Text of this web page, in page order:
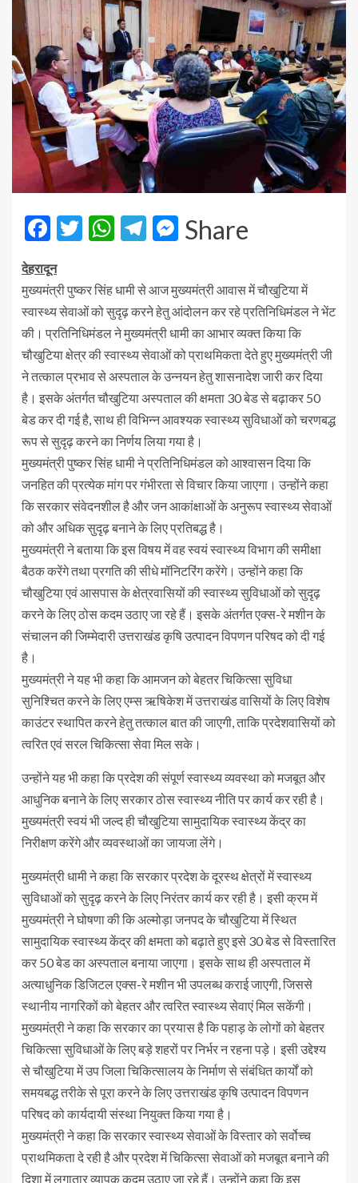
Facebook
Twitter
WhatsApp
Telegram
Messenger
Share
देहरादून
मुख्यमंत्री पुष्कर सिंह धामी से आज मुख्यमंत्री आवास में चौखुटिया में
स्वास्थ्य सेवाओं को सुदृढ़ करने हेतु आंदोलन कर रहे प्रतिनिधिमंडल ने भेंट
की। प्रतिनिधिमंडल ने मुख्यमंत्री धामी का आभार व्यक्त किया कि
चौखुटिया क्षेत्र की स्वास्थ्य सेवाओं को प्राथमिकता देते हुए मुख्यमंत्री जी
ने तत्काल प्रभाव से अस्पताल के उन्नयन हेतु शासनादेश जारी कर दिया
है। इसके अंतर्गत चौखुटिया अस्पताल की क्षमता 30 बेड से बढ़ाकर 50
बेड कर दी गई है, साथ ही विभिन्न आवश्यक स्वास्थ्य सुविधाओं को चरणबद्ध
रूप से सुदृढ़ करने का निर्णय लिया गया है।
मुख्यमंत्री पुष्कर सिंह धामी ने प्रतिनिधिमंडल को आश्वासन दिया कि
जनहित की प्रत्येक मांग पर गंभीरता से विचार किया जाएगा। उन्होंने कहा
कि सरकार संवेदनशील है और जन आकांक्षाओं के अनुरूप स्वास्थ्य सेवाओं
को और अधिक सुदृढ़ बनाने के लिए प्रतिबद्ध है।
मुख्यमंत्री ने बताया कि इस विषय में वह स्वयं स्वास्थ्य विभाग की समीक्षा
बैठक करेंगे तथा प्रगति की सीधे मॉनिटरिंग करेंगे। उन्होंने कहा कि
चौखुटिया एवं आसपास के क्षेत्रवासियों की स्वास्थ्य सुविधाओं को सुदृढ़
करने के लिए ठोस कदम उठाए जा रहे हैं। इसके अंतर्गत एक्स-रे मशीन के
संचालन की जिम्मेदारी उत्तराखंड कृषि उत्पादन विपणन परिषद को दी गई
है।
मुख्यमंत्री ने यह भी कहा कि आमजन को बेहतर चिकित्सा सुविधा
सुनिश्चित करने के लिए एम्स ऋषिकेश में उत्तराखंड वासियों के लिए विशेष
काउंटर स्थापित करने हेतु तत्काल बात की जाएगी, ताकि प्रदेशवासियों को
त्वरित एवं सरल चिकित्सा सेवा मिल सके।
उन्होंने यह भी कहा कि प्रदेश की संपूर्ण स्वास्थ्य व्यवस्था को मजबूत और
आधुनिक बनाने के लिए सरकार ठोस स्वास्थ्य नीति पर कार्य कर रही है।
मुख्यमंत्री स्वयं भी जल्द ही चौखुटिया सामुदायिक स्वास्थ्य केंद्र का
निरीक्षण करेंगे और व्यवस्थाओं का जायजा लेंगे।
मुख्यमंत्री धामी ने कहा कि सरकार प्रदेश के दूरस्थ क्षेत्रों में स्वास्थ्य
सुविधाओं को सुदृढ़ करने के लिए निरंतर कार्य कर रही है। इसी क्रम में
मुख्यमंत्री ने घोषणा की कि अल्मोड़ा जनपद के चौखुटिया में स्थित
सामुदायिक स्वास्थ्य केंद्र की क्षमता को बढ़ाते हुए इसे 30 बेड से विस्तारित
कर 50 बेड का अस्पताल बनाया जाएगा। इसके साथ ही अस्पताल में
अत्याधुनिक डिजिटल एक्स-रे मशीन भी उपलब्ध कराई जाएगी, जिससे
स्थानीय नागरिकों को बेहतर और त्वरित स्वास्थ्य सेवाएं मिल सकेंगी।
मुख्यमंत्री ने कहा कि सरकार का प्रयास है कि पहाड़ के लोगों को बेहतर
चिकित्सा सुविधाओं के लिए बड़े शहरों पर निर्भर न रहना पड़े। इसी उद्देश्य
से चौखुटिया में उप जिला चिकित्सालय के निर्माण से संबंधित कार्यों को
समयबद्ध तरीके से पूरा करने के लिए उत्तराखंड कृषि उत्पादन विपणन
परिषद को कार्यदायी संस्था नियुक्त किया गया है।
मुख्यमंत्री ने कहा कि सरकार स्वास्थ्य सेवाओं के विस्तार को सर्वोच्च
प्राथमिकता दे रही है और प्रदेश में चिकित्सा सेवाओं को मजबूत बनाने की
दिशा में लगातार व्यापक कदम उठाए जा रहे हैं। उन्होंने कहा कि इस